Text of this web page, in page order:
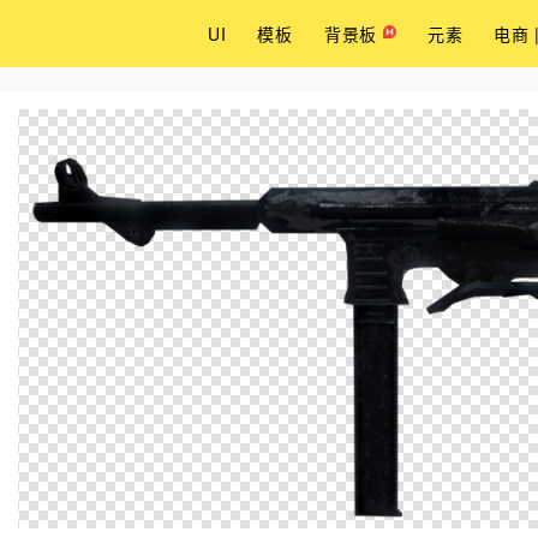
UI 模板 背景板 元素 电商